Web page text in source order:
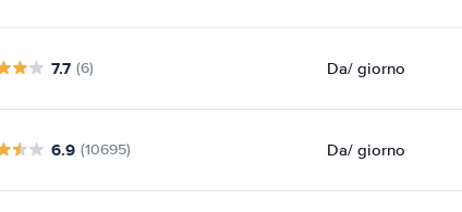
7.7 (6) Da/ giorno
6.9 (10695) Da/ giorno